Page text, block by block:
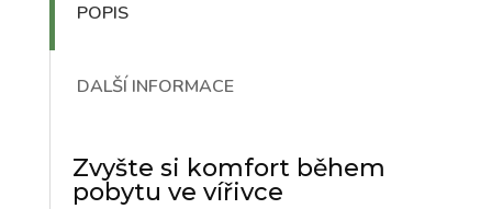
POPIS
DALŠÍ INFORMACE
Zvyšte si komfort během
pobytu ve vířivce